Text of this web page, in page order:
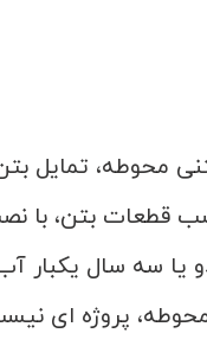
محوطه، تمایل
قطعات بتن، با
یا سه سال یکبار
پروژه ای